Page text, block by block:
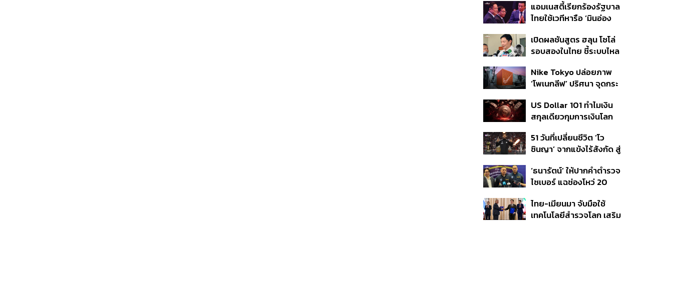
พล.ต.อ. เอก อังสนานนท์
แอมเนสตี้เรียกร้องรัฐบาล
ไทยใช้เวทีหารือ ‘มินอ่อง
ละเมิดสิทธิมนุษยชน
เปิดผลชันสูตร ฮลุน โซโล่
รอบสองในไทย ชี้ระบบไหล
ตรวจจากจอร์เจียก่อน
สรุปสาเหตุทางการ
Nike Tokyo ปล่อยภาพ
‘โพเนกลีฟ’ ปริศนา จุดกระ
US Dollar 101 ทำไมเงิน
สกุลเดียวกุมการเงินโลก
บ้าง?
51 วันที่เปลี่ยนชีวิต ‘โว
ซินญา’ จากแข้งไร้สังกัด สู่
นับหมื่น
‘ธนารัตน์’ ให้ปากคำตำรวจ
ไซเบอร์ แฉช่องโหว่ 20
ทางการเมือง
ไทย-เมียนมา จับมือใช้
เทคโนโลยีสำรวจโลก เสริม